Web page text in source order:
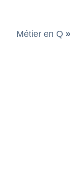
Métier en Q »